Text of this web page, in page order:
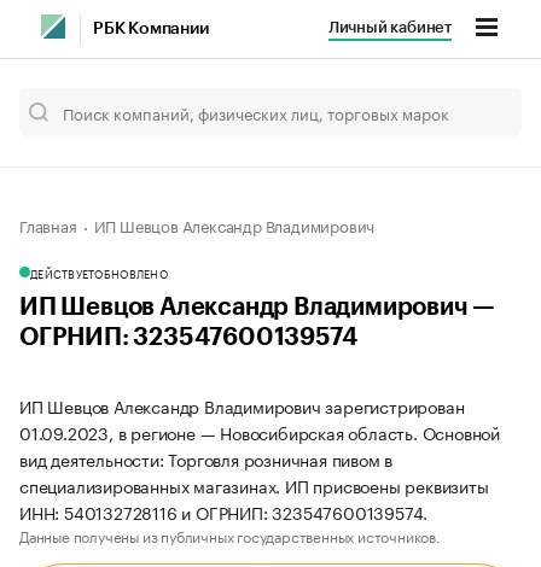
РБК Компании Личный кабинет
Главная ИП Шевцов Александр Владимирович
ДЕЙСТВУЕТОБНОВЛЕНО
ИП Шевцов Александр Владимирович —
ОГРНИП: 323547600139574
ИП Шевцов Александр Владимирович зарегистрирован
01.09.2023, в регионе — Новосибирская область. Основной
вид деятельности: Торговля розничная пивом в
специализированных магазинах. ИП присвоены реквизиты
ИНН: 540132728116 и ОГРНИП: 323547600139574.
Данные получены из публичных государственных источников.